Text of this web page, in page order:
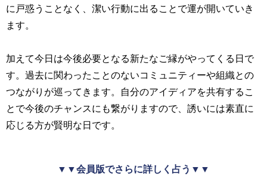
に戸惑うことなく、潔い行動に出ることで運が開いていき
ます。
加えて今日は今後必要となる新たなご縁がやってくる日で
す。過去に関わったことのないコミュニティーや組織との
つながりが巡ってきます。自分のアイディアを共有するこ
とで今後のチャンスにも繋がりますので、誘いには素直に
応じる方が賢明な日です。
▼▼会員版でさらに詳しく占う▼▼